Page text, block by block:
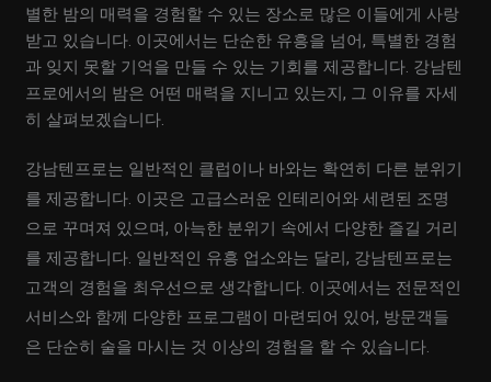
별한 밤의 매력을 경험할 수 있는 장소로 많은 이들에게 사랑
받고 있습니다. 이곳에서는 단순한 유흥을 넘어, 특별한 경험
과 잊지 못할 기억을 만들 수 있는 기회를 제공합니다. 강남텐
프로에서의 밤은 어떤 매력을 지니고 있는지, 그 이유를 자세
히 살펴보겠습니다.
강남텐프로는 일반적인 클럽이나 바와는 확연히 다른 분위기
를 제공합니다. 이곳은 고급스러운 인테리어와 세련된 조명
으로 꾸며져 있으며, 아늑한 분위기 속에서 다양한 즐길 거리
를 제공합니다. 일반적인 유흥 업소와는 달리, 강남텐프로는
고객의 경험을 최우선으로 생각합니다. 이곳에서는 전문적인
서비스와 함께 다양한 프로그램이 마련되어 있어, 방문객들
은 단순히 술을 마시는 것 이상의 경험을 할 수 있습니다.